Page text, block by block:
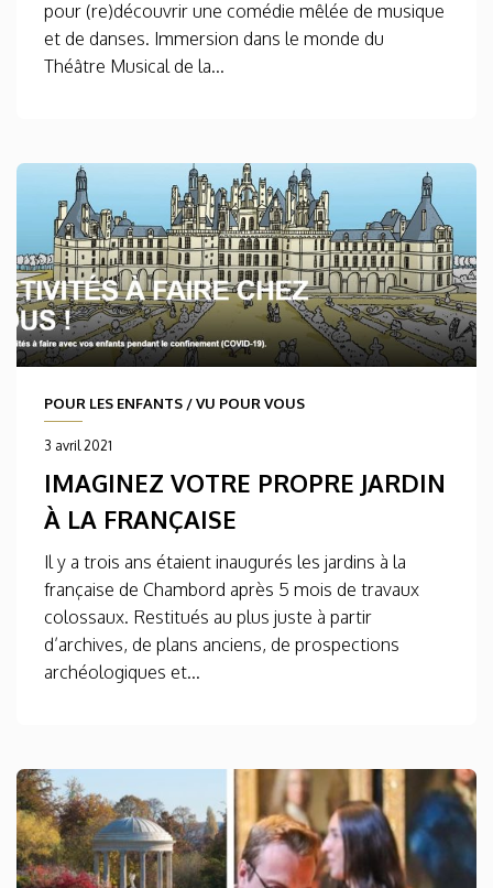
pour (re)découvrir une comédie mêlée de musique
et de danses. Immersion dans le monde du
Théâtre Musical de la...
POUR LES ENFANTS /VU POUR VOUS
3 avril 2021
IMAGINEZ VOTRE PROPRE JARDIN
À LA FRANÇAISE
Il y a trois ans étaient inaugurés les jardins à la
française de Chambord après 5 mois de travaux
colossaux. Restitués au plus juste à partir
d’archives, de plans anciens, de prospections
archéologiques et...